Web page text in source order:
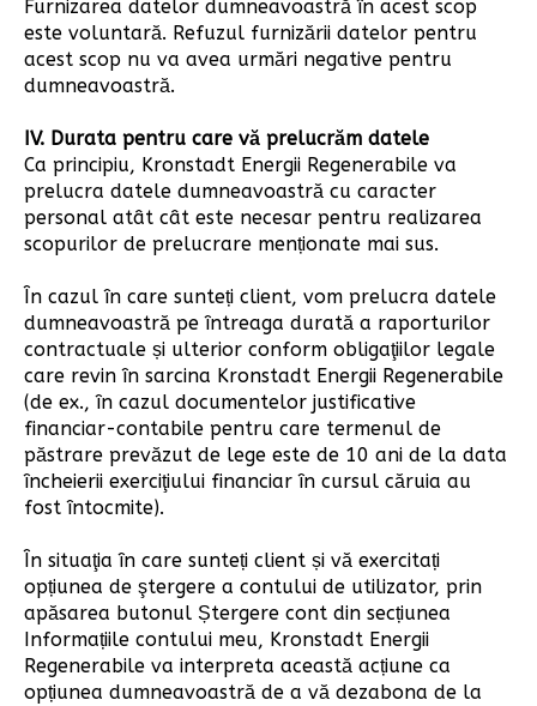
Furnizarea datelor dumneavoastră în acest scop
este voluntară. Refuzul furnizării datelor pentru
acest scop nu va avea urmări negative pentru
dumneavoastră.
IV. Durata pentru care vă prelucrăm datele
Ca principiu, Kronstadt Energii Regenerabile va
prelucra datele dumneavoastră cu caracter
personal atât cât este necesar pentru realizarea
scopurilor de prelucrare menționate mai sus.
În cazul în care sunteți client, vom prelucra datele
dumneavoastră pe întreaga durată a raporturilor
contractuale și ulterior conform obligaţiilor legale
care revin în sarcina Kronstadt Energii Regenerabile
(de ex., în cazul documentelor justificative
financiar-contabile pentru care termenul de
păstrare prevăzut de lege este de 10 ani de la data
încheierii exerciţiului financiar în cursul căruia au
fost întocmite).
În situaţia în care sunteți client și vă exercitați
opțiunea de ştergere a contului de utilizator, prin
apăsarea butonul Ștergere cont din secțiunea
Informațiile contului meu, Kronstadt Energii
Regenerabile va interpreta această acțiune ca
opțiunea dumneavoastră de a vă dezabona de la